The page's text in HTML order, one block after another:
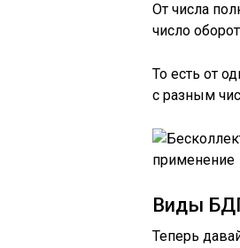
От числа
число
То есть от
с разным
Виды
Теперь